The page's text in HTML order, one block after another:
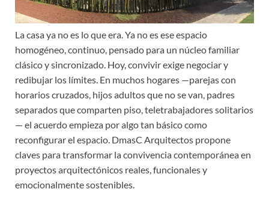
La casa ya no es lo que era. Ya no es ese espacio
homogéneo, continuo, pensado para un núcleo familiar
clásico y sincronizado. Hoy, convivir exige negociar y
redibujar los límites. En muchos hogares —parejas con
horarios cruzados, hijos adultos que no se van, padres
separados que comparten piso, teletrabajadores solitarios
— el acuerdo empieza por algo tan básico como
reconfigurar el espacio. DmasC Arquitectos propone
claves para transformar la convivencia contemporánea en
proyectos arquitectónicos reales, funcionales y
emocionalmente sostenibles.